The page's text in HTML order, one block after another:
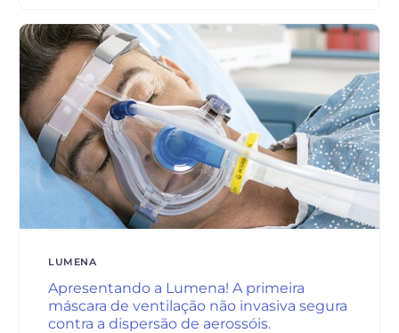
LUMENA
Apresentando a Lumena! A primeira
máscara de ventilação não invasiva segura
contra a dispersão de aerossóis.